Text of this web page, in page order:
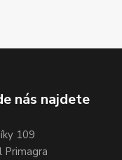
nás najdete
109
Primagra